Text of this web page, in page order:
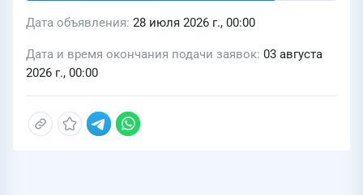
Дата объявления 28 июля 2026 г., 00:00
Дата и время окончания подачи заявок 03 августа
2026 г., 00:00